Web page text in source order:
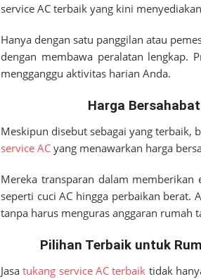
service AC terbaik yang kini
Hanya dengan satu panggilan atau
dengan membawa peralatan lengkap.
mengganggu aktivitas harian Anda.
Harga
Meskipun disebut sebagai yang terbaik,
service AC yang menawarkan harga
Mereka transparan dalam
seperti cuci AC hingga perbaikan berat.
tanpa harus menguras anggaran rumah
Pilihan Terbaik untuk
Jasatukang service AC terbaik tidak